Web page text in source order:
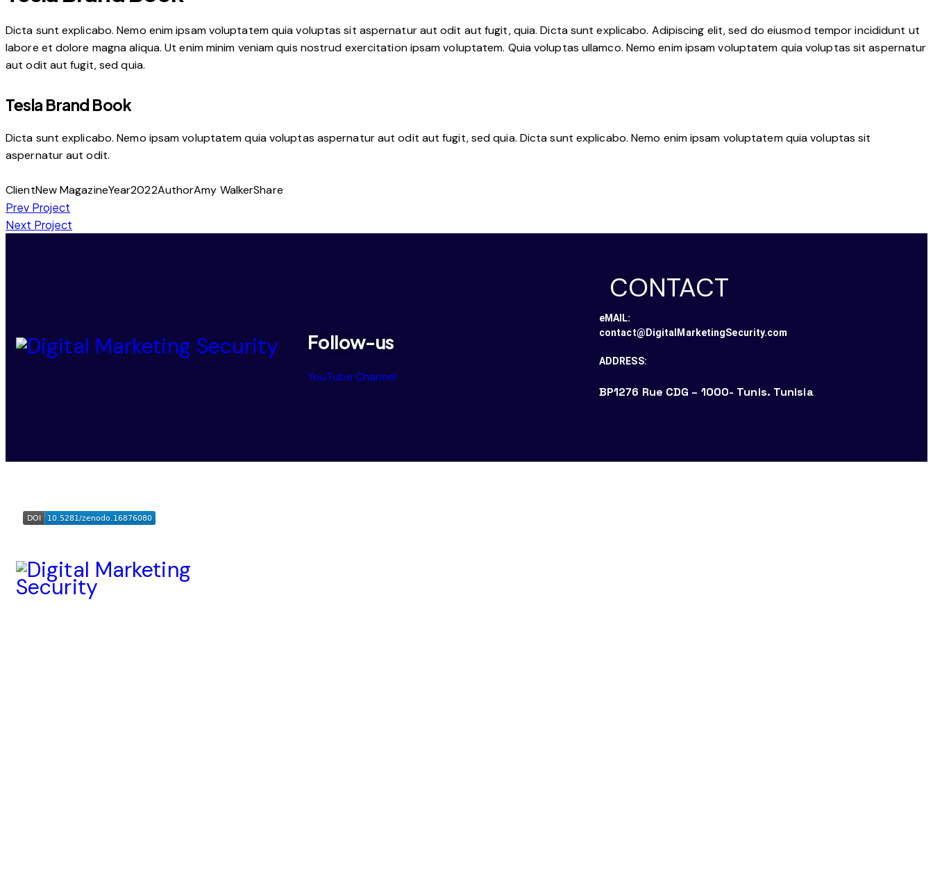
Dicta sunt explicabo. Nemo enim ipsam voluptatem quia voluptas sit aspernatur aut odit aut fugit, quia. Dicta sunt explicabo. Adipiscing elit, sed do eiusmod tempor incididunt ut
labore et dolore magna aliqua. Ut enim minim veniam quis nostrud exercitation ipsam voluptatem. Quia voluptas ullamco. Nemo enim ipsam voluptatem quia voluptas sit aspernatur
aut odit aut fugit, sed quia.
Tesla Brand Book
Dicta sunt explicabo. Nemo ipsam voluptatem quia voluptas aspernatur aut odit aut fugit, sed quia. Dicta sunt explicabo. Nemo enim ipsam voluptatem quia voluptas sit
aspernatur aut odit.
ClientNew MagazineYear2022AuthorAmy WalkerShare
Prev Project
Next Project
Follow-us
YouTube Channel
CONTACT
eMAIL:
contact@DigitalMarketingSecurity.com
ADDRESS:
BP1276 Rue CDG – 1000- Tunis. Tunisia